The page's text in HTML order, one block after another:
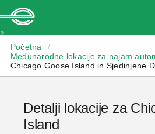
Početna
/
Međunarodne lokacije za najam
Chicago Goose Island in Sjedinjene
Detalji lokacije za
Island